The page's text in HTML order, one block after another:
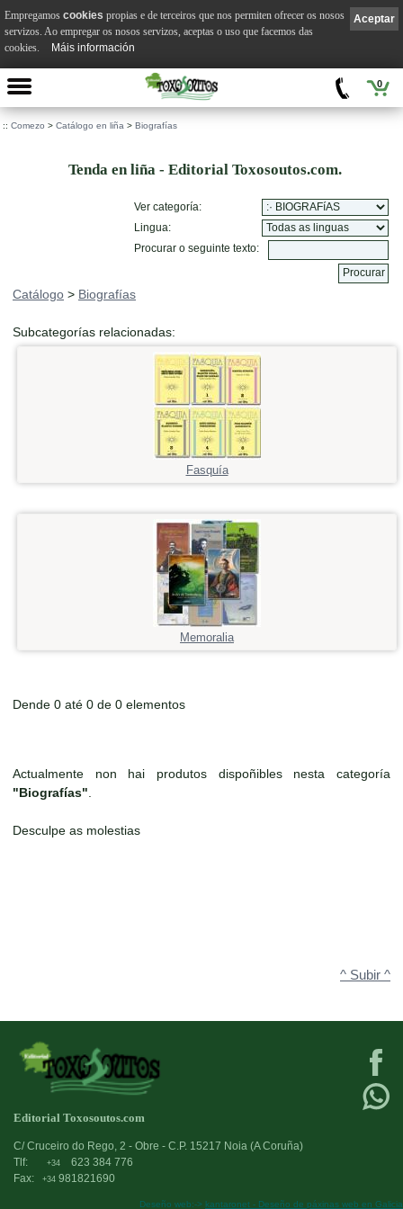
0
:: Comezo > Catálogo en liña > Biografías
Tenda en liña - Editorial Toxosoutos.com.
Ver categoría:
Lingua:
Procurar o seguinte texto:
Catálogo > Biografías
Subcategorías relacionadas:
Fasquía
Memoralia
Dende 0 até 0 de 0 elementos
Actualmente non hai produtos dispoñibles nesta categoría
"Biografías"
Desculpe as molestias
^ Subir ^
Editorial Toxosoutos.com
C/ Cruceiro do Rego, 2 - Obre - C.P. 15217 Noia (A Coruña)
Tlf:
+34
623 384 776
Fax:
+34 981821690
Deseño web:-> kantaronet - Deseño de páxinas web en Galicia
Aceptar
Empregamos cookies propias e de terceiros que nos permiten ofrecer os nosos
servizos. Ao empregar os nosos servizos, aceptas o uso que facemos das
cookies.
Máis información